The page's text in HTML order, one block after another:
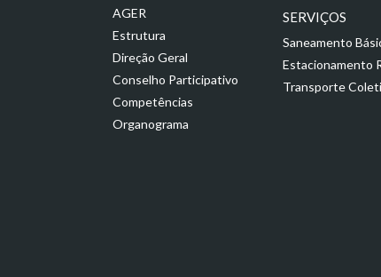
AGER
Estrutura
Direção Geral
Conselho Participativo
Competências
Organograma
SERVIÇOS
Saneamento
Estacionamento
Transporte